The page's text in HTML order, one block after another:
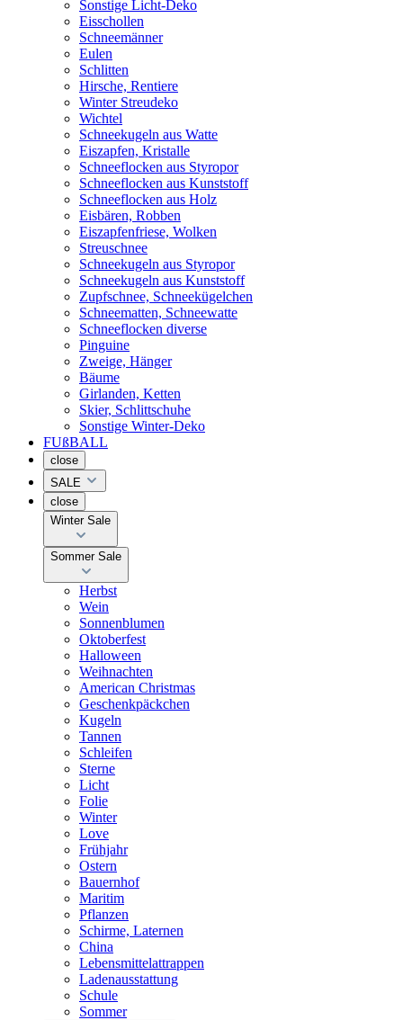
Sonstige Licht-Deko
Eisschollen
Schneemänner
Eulen
Schlitten
Hirsche, Rentiere
Winter Streudeko
Wichtel
Schneekugeln aus Watte
Eiszapfen, Kristalle
Schneeflocken aus Styropor
Schneeflocken aus Kunststoff
Schneeflocken aus Holz
Eisbären, Robben
Eiszapfenfriese, Wolken
Streuschnee
Schneekugeln aus Styropor
Schneekugeln aus Kunststoff
Zupfschnee, Schneekügelchen
Schneematten, Schneewatte
Schneeflocken diverse
Pinguine
Zweige, Hänger
Bäume
Girlanden, Ketten
Skier, Schlittschuhe
Sonstige Winter-Deko
FUßBALL
close
SALE
close
Winter Sale
Sommer Sale
Herbst
Wein
Sonnenblumen
Oktoberfest
Halloween
Weihnachten
American Christmas
Geschenkpäckchen
Kugeln
Tannen
Schleifen
Sterne
Licht
Folie
Winter
Love
Frühjahr
Ostern
Bauernhof
Maritim
Pflanzen
Schirme, Laternen
China
Lebensmittelattrappen
Ladenausstattung
Schule
Sommer